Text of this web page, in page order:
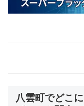
八雲町でどこ